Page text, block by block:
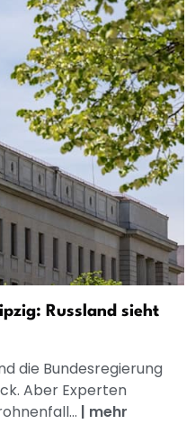
Russland sieht
die Bundesregierung
Aber Experten
| mehr